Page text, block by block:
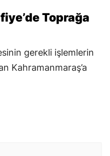
Toprağa
gerekli işlemlerin
Kahramanmaraş’a